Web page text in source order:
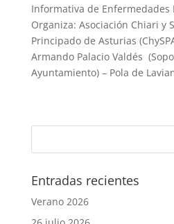
Informativa de Enfermedades
Organiza: Asociación Chiari y
Principado de Asturias
Armando Palacio Valdés
Ayuntamiento) – Pola de
Entradas recientes
Verano 2026